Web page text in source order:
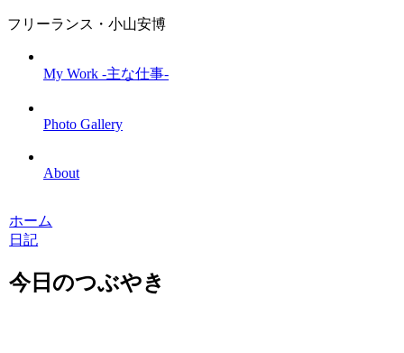
フリーランス・小山安博
My Work -主な仕事-
Photo Gallery
About
ホーム
日記
今日のつぶやき